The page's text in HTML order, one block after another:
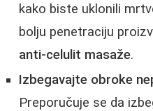
kako biste uklonili
bolju penetraciju
anti-celulit masaže.
Izbegavajte obroke
Preporučuje se da